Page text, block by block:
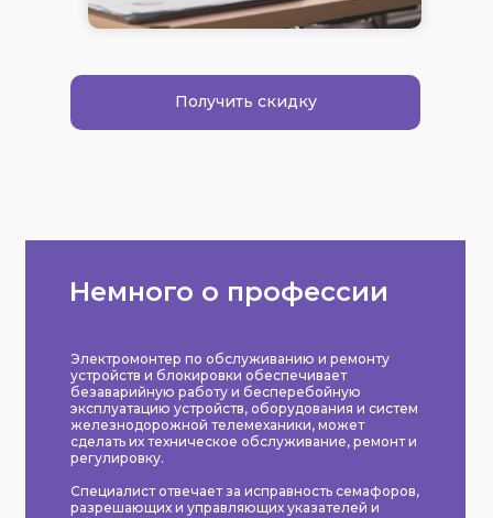
Получить скидку
Немного о профессии
Электромонтер по обслуживанию и ремонту
устройств и блокировки обеспечивает
безаварийную работу и бесперебойную
эксплуатацию устройств, оборудования и систем
железнодорожной телемеханики, может
сделать их техническое обслуживание, ремонт и
регулировку.
Специалист отвечает за исправность семафоров,
разрешающих и управляющих указателей и